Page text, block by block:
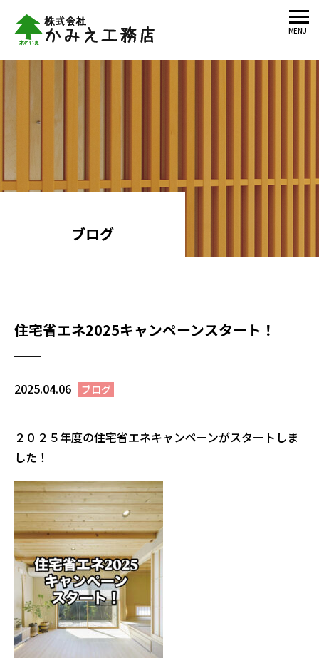
MENU
ブログ
住宅省エネ2025キャンペーンスタート！
2025.04.06 ブログ
２０２５年度の住宅省エネキャンペーンがスタートしま
した！